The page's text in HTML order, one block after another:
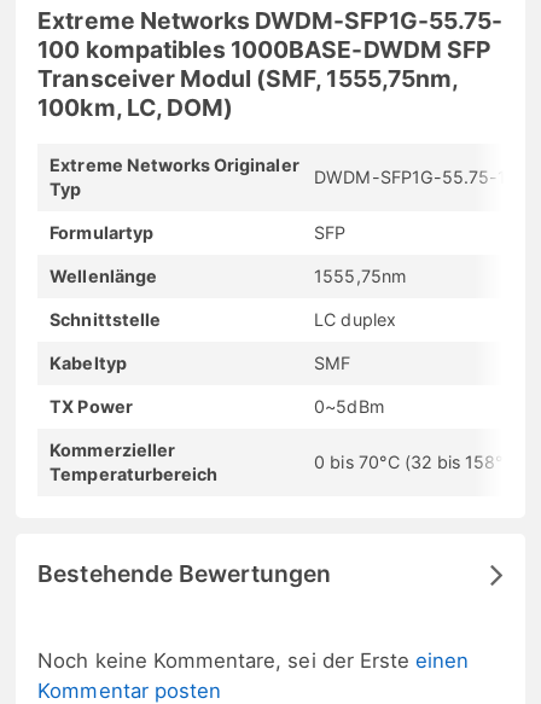
Extreme Networks DWDM-SFP1G-55.75-
100 kompatibles 1000BASE-DWDM SFP
Transceiver Modul (SMF, 1555,75nm,
100km, LC, DOM)
Extreme Networks Originaler
Typ
DWDM-SFP1G-55.75-100
Formulartyp SFP
Wellenlänge 1555,75nm
Schnittstelle LC duplex
Kabeltyp SMF
TX Power 0~5dBm
Kommerzieller
Temperaturbereich
0 bis 70°C (32 bis 158°F)
Bestehende Bewertungen
Noch keine Kommentare, sei der Ersteeinen
Kommentar posten